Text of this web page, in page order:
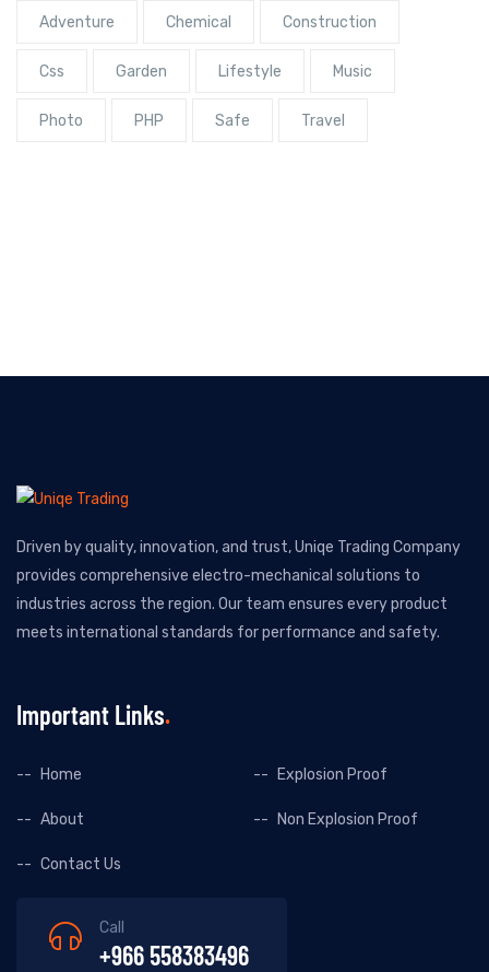
Adventure Chemical Construction
Css Garden Lifestyle Music
Photo PHP Safe Travel
Driven by quality, innovation, and trust, Uniqe Trading Company
provides comprehensive electro-mechanical solutions to
industries across the region. Our team ensures every product
meets international standards for performance and safety.
Important Links
Home Explosion Proof
About Non Explosion Proof
Contact Us
Call
+966 558383496